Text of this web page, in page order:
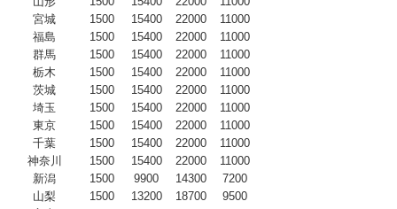
宮城
1500 15400 22000
11000
福島
1500 15400 22000
11000
群馬
1500 15400 22000
11000
栃木
1500 15400 22000
11000
茨城
1500 15400 22000
11000
埼玉
1500 15400 22000
11000
東京
1500 15400 22000
11000
千葉
1500 15400 22000
11000
神奈川
1500 15400 22000
11000
新潟
1500 9900 14300
7200
山梨
1500 13200 18700
9500